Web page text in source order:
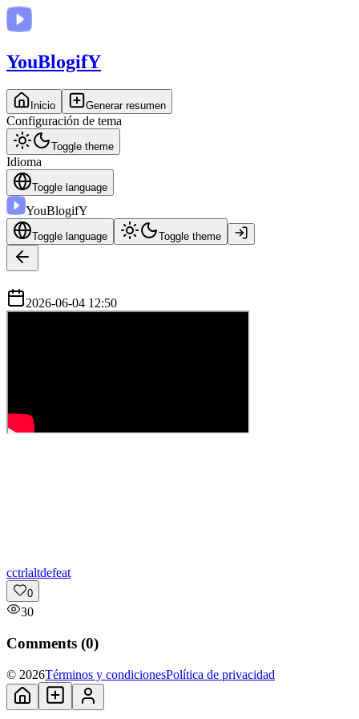
YouBlogifY
Inicio Generar resumen
Configuración de tema
Toggle theme
Idioma
Toggle language
YouBlogifY
Toggle language Toggle theme
2026-06-04 12:50
cctrlaltdefeat
0
30
Comments (0)
© 2026Términos y condicionesPolítica de privacidad